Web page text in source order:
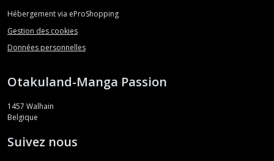
Hébergement via eProShopping
Gestion des cookies
Données personnelles
Otakuland-Manga Passion
1457 Walhain
Belgique
Suivez nous